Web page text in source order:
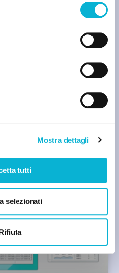
Mostra dettagli
tutti
selezionati
Rifiuta
entità: capire chi